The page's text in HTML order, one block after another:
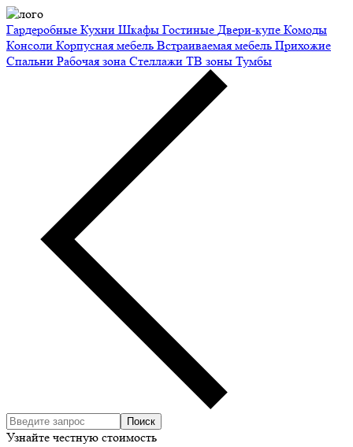
Гардеробные Кухни Шкафы Гостиные Двери-купе Комоды
Консоли Корпусная мебель Встраиваемая мебель Прихожие
Спальни Рабочая зона Стеллажи ТВ зоны Тумбы
Узнайте честную стоимость